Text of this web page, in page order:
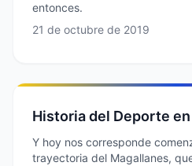
entonces.
21 de octubre de 2019
Historia del Deporte
Y hoy nos corresponde
trayectoria del Magallanes,